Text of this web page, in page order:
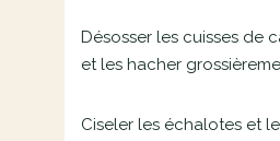
Désosser les cuisses de
et les hacher
Ciseler les échalotes et